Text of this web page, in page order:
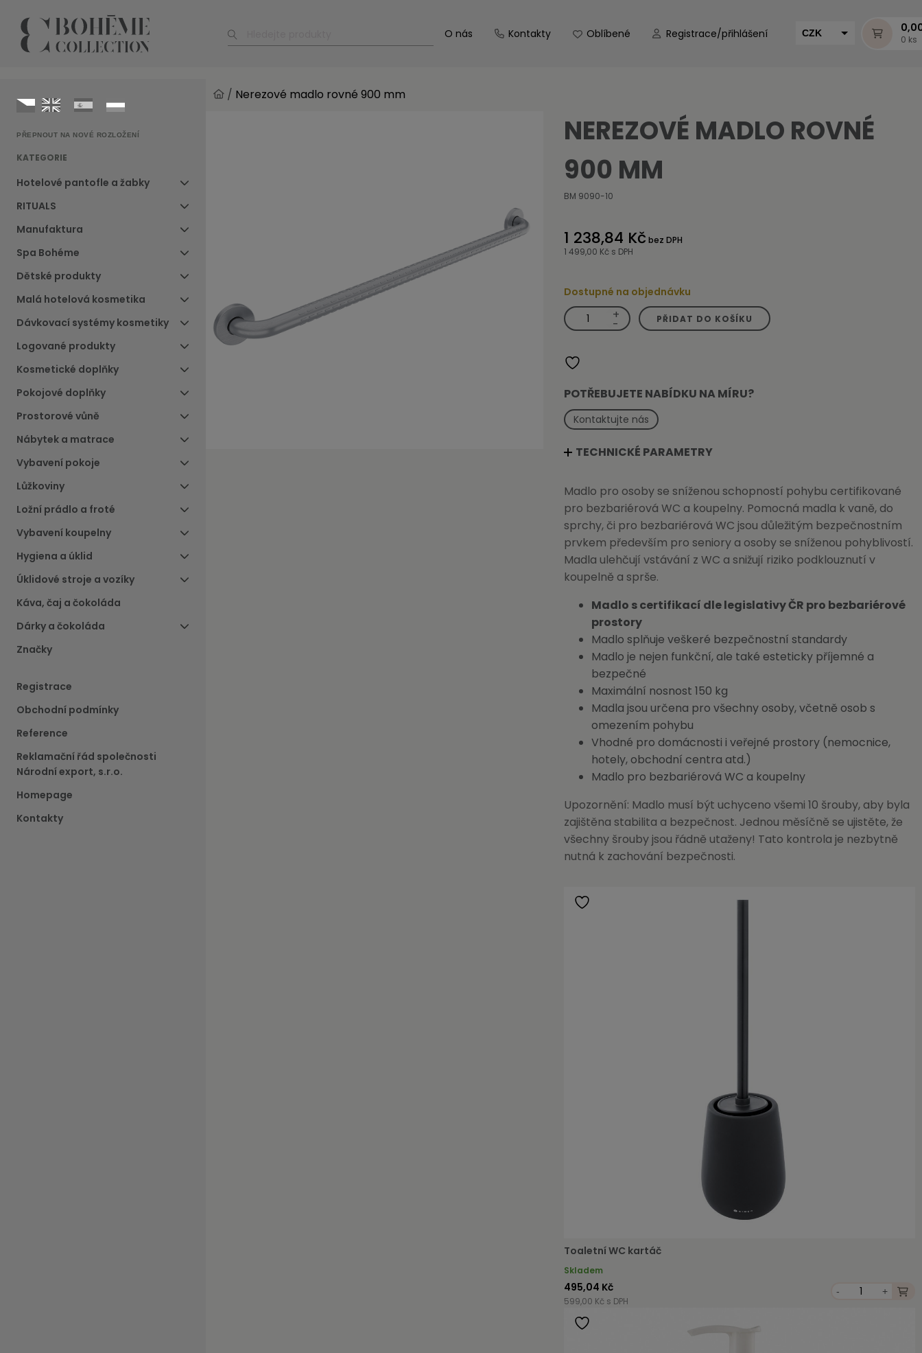
O nás Kontakty Oblíbené Registrace/přihlášení CZK
0 ks
PŘEPNOUT NA NOVÉ ROZLOŽENÍ
KATEGORIE
Hotelové pantofle a žabky
RITUALS
Manufaktura
Spa Bohéme
Dětské produkty
Malá hotelová kosmetika
Dávkovací systémy kosmetiky
Logované produkty
Kosmetické doplňky
Pokojové doplňky
Prostorové vůně
Nábytek a matrace
Vybavení pokoje
Lůžkoviny
Ložní prádlo a froté
Vybavení koupelny
Hygiena a úklid
Úklidové stroje a vozíky
Káva, čaj a čokoláda
Dárky a čokoláda
Značky
Registrace
Obchodní podmínky
Reference
Reklamační řád společnosti
Národní export, s.r.o.
Homepage
Kontakty
/ Nerezové madlo rovné 900 mm
NEREZOVÉ MADLO ROVNÉ
900 MM
BM 9090-10
1 238,84 Kč bez DPH
1 499,00 Kč s DPH
Dostupné na objednávku
Nerezové
madlo
rovné
množství
+
- PŘIDAT DO KOŠÍKU
POTŘEBUJETE NABÍDKU NA MÍRU?
Kontaktujte nás
TECHNICKÉ PARAMETRY
Madlo pro osoby se sníženou schopností pohybu certifikované
pro bezbariérová WC a koupelny. Pomocná madla k vaně, do
sprchy, či pro bezbariérová WC jsou důležitým bezpečnostním
prvkem především pro seniory a osoby se sníženou pohyblivostí.
Madla ulehčují vstávání z WC a snižují riziko podklouznutí v
koupelně a sprše.
Madlo s certifikací dle legislativy ČR pro bezbariérové
prostory
Madlo splňuje veškeré bezpečnostní standardy
Madlo je nejen funkční, ale také esteticky příjemné a
bezpečné
Maximální nosnost 150 kg
Madla jsou určena pro všechny osoby, včetně osob s
omezením pohybu
Vhodné pro domácnosti i veřejné prostory (nemocnice,
hotely, obchodní centra atd.)
Madlo pro bezbariérová WC a koupelny
Upozornění: Madlo musí být uchyceno všemi 10 šrouby, aby byla
zajištěna stabilita a bezpečnost. Jednou měsíčně se ujistěte, že
všechny šrouby jsou řádně utaženy! Tato kontrola je nezbytně
nutná k zachování bezpečnosti.
Toaletní WC kartáč
Skladem
495,04 Kč
599,00 Kč s DPH
- +